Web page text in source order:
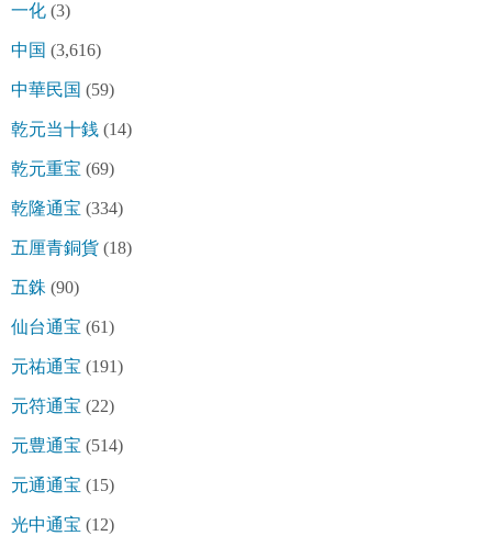
一化 (3)
中国 (3,616)
中華民国 (59)
乾元当十銭 (14)
乾元重宝 (69)
乾隆通宝 (334)
五厘青銅貨 (18)
五銖 (90)
仙台通宝 (61)
元祐通宝 (191)
元符通宝 (22)
元豊通宝 (514)
元通通宝 (15)
光中通宝 (12)